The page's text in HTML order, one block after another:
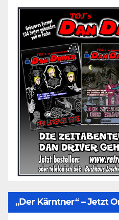
„Der Kärntner“ – Jetzt